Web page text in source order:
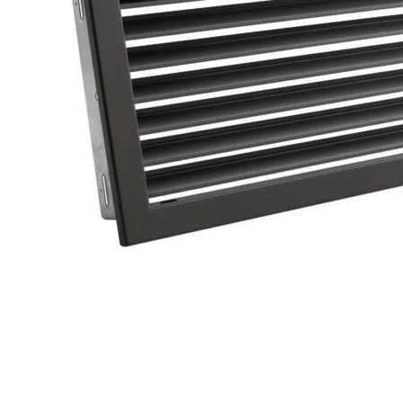
Palvelut
Kampanjat
Yhteystiedot
Pyydä tarjous
Arkkitehdeille